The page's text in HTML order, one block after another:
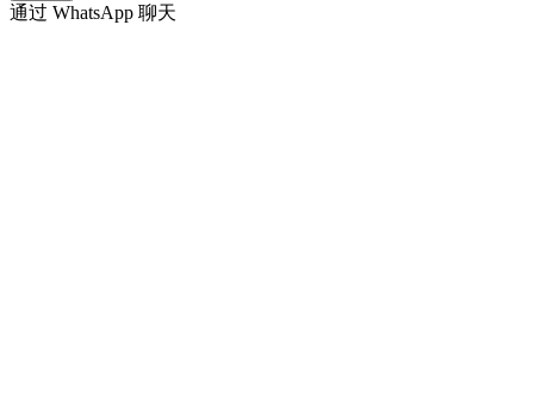
通过 WhatsApp 聊天